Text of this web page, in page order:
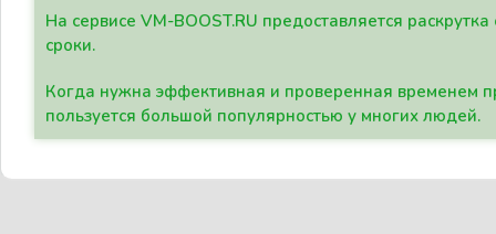
На сервисе VM-BOOST.RU предоставляется
сроки.
Когда нужна эффективная и проверенная временем
пользуется большой популярностью у многих людей.